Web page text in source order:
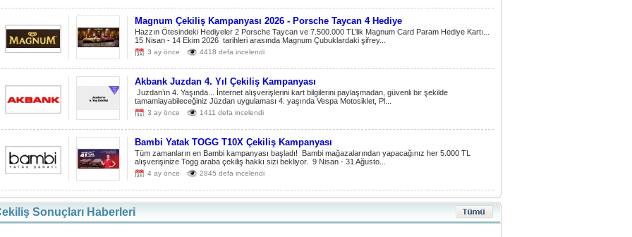
Magnum Çekiliş Kampanyası 2026 - Porsche Taycan 4 Hediye
Hazzın Ötesindeki Hediyeler 2 Porsche Taycan ve 7.500.000 TL’lik Magnum Card Param Hediye Kartı...
15 Nisan - 14 Ekim 2026 tarihleri arasında Magnum Çubuklardaki şifrey...
3 ay önce 4418 defa incelendi
Akbank Juzdan 4. Yıl Çekiliş Kampanyası
Juzdan’ın 4. Yaşında... İnternet alışverişlerini kart bilgilerini paylaşmadan, güvenli bir şekilde
tamamlayabileceğiniz Jüzdan uygulaması 4. yaşında Vespa Motosiklet, Pl...
3 ay önce 1411 defa incelendi
Bambi Yatak TOGG T10X Çekiliş Kampanyası
Tüm zamanların en Bambi kampanyası başladı! Bambi mağazalarından yapacağınız her 5.000 TL
alışverişinize Togg araba çekiliş hakkı sizi bekliyor. 9 Nisan - 31 Ağusto...
4 ay önce 2845 defa incelendi
Sonuçları Haberleri